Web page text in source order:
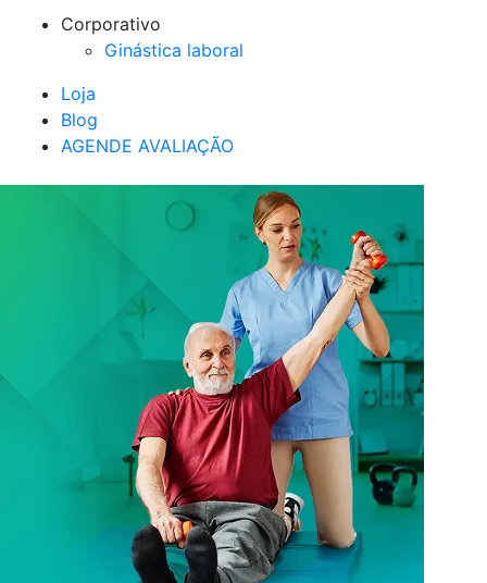
Corporativo
Ginástica laboral
Loja
Blog
AGENDE AVALIAÇÃO